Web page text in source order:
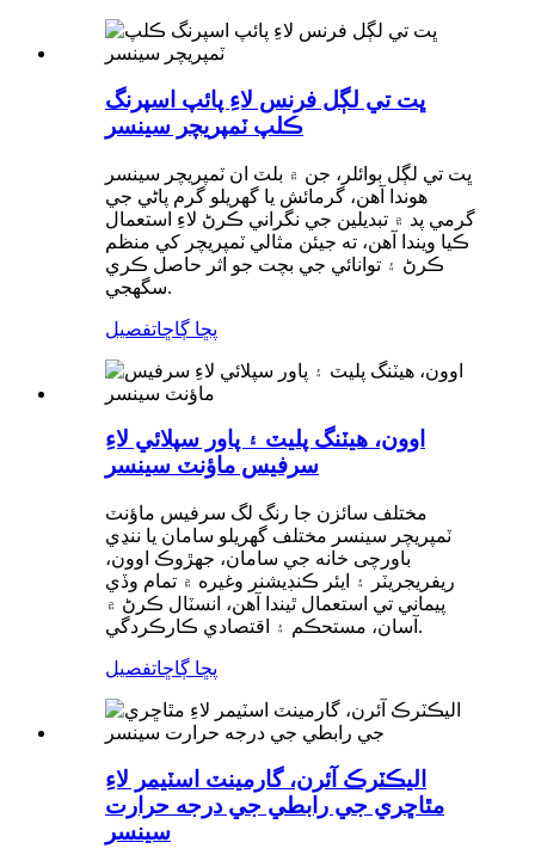
ڀت تي لڳل فرنس لاءِ پائپ اسپرنگ
ڪلپ ٽمپريچر سينسر
ڀت تي لڳل بوائلر، جن ۾ بلٽ ان ٽمپريچر سينسر
هوندا آهن، گرمائش يا گهريلو گرم پاڻي جي
گرمي پد ۾ تبديلين جي نگراني ڪرڻ لاءِ استعمال
ڪيا ويندا آهن، ته جيئن مثالي ٽمپريچر کي منظم
ڪرڻ ۽ توانائي جي بچت جو اثر حاصل ڪري
سگهجي.
پڇا ڳاڇاتفصيل
اوون، هيٽنگ پليٽ ۽ پاور سپلائي لاءِ
سرفيس ماؤنٽ سينسر
مختلف سائزن جا رنگ لگ سرفيس ماؤنٽ
ٽمپريچر سينسر مختلف گهريلو سامان يا ننڍي
باورچی خانه جي سامان، جهڙوڪ اوون،
ريفريجريٽر ۽ ايئر ڪنڊيشنر وغيره ۾ تمام وڏي
پيماني تي استعمال ٿيندا آهن، انسٽال ڪرڻ ۾
آسان، مستحڪم ۽ اقتصادي ڪارڪردگي.
پڇا ڳاڇاتفصيل
اليڪٽرڪ آئرن، گارمينٽ اسٽيمر لاءِ
مٿاڇري جي رابطي جي درجه حرارت
سينسر